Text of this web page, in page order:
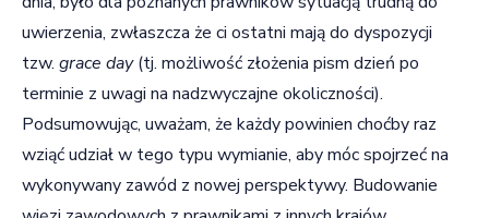
uwierzenia, zwłaszcza że ci ostatni mają do dyspozycji
tzw. grace day(tj. możliwość złożenia pism dzień po
terminie z uwagi na nadzwyczajne okoliczności).
Podsumowując, uważam, że każdy powinien choćby raz
wziąć udział w tego typu wymianie, aby móc spojrzeć na
wykonywany zawód z nowej perspektywy. Budowanie